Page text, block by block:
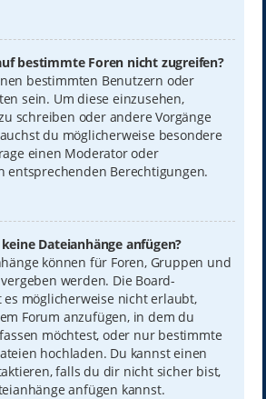
bestimmte Foren nicht zugreifen?
bestimmten Benutzern oder
sein. Um diese einzusehen,
schreiben oder andere Vorgänge
du möglicherweise besondere
einen Moderator oder
entsprechenden Berechtigungen.
Dateianhänge anfügen?
können für Foren, Gruppen und
werden. Die Board-
möglicherweise nicht erlaubt,
Forum anzufügen, in dem du
möchtest, oder nur bestimmte
hochladen. Du kannst einen
falls du dir nicht sicher bist,
anfügen kannst.